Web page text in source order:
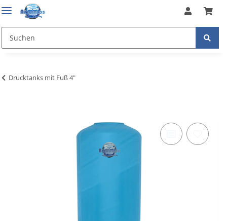
Drucktanks mit Fuß 4"